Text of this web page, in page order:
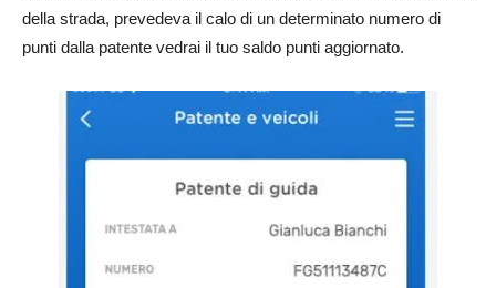
della strada, prevedeva il calo di un determinato numero di
punti dalla patente vedrai il tuo saldo punti aggiornato.